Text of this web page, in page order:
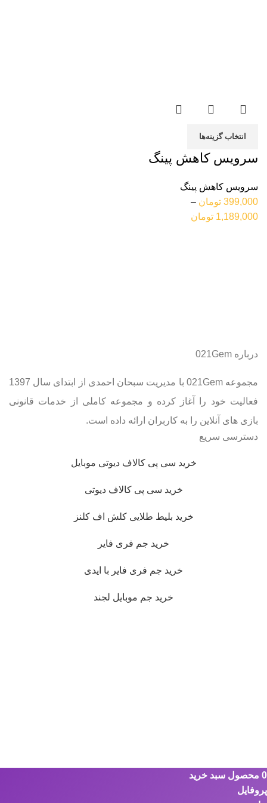
انتخاب گزینه‌ها
سرویس کاهش پینگ
سرویس کاهش پینگ
399,000 تومان –
1,189,000 تومان
درباره 021Gem
مجموعه 021Gem با مدیریت سبحان احمدی از ابتدای سال 1397
فعالیت خود را آغاز کرده و مجموعه کاملی از خدمات قانونی
بازی های آنلاین را به کاربران ارائه داده است.
دسترسی سریع
خرید سی پی کالاف دیوتی موبایل
خرید سی پی کالاف دیوتی
خرید بلیط طلایی کلش اف کلنز
خرید جم فری فایر
خرید جم فری فایر با ایدی
خرید جم موبایل لجند
0 محصول سبد خرید
پروفایل